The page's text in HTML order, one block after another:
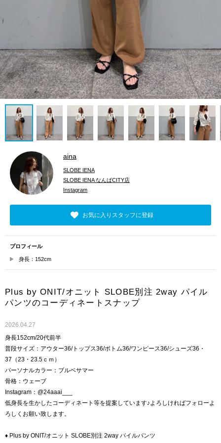
aina
SLOBE IENA
SLOBE IENA なんばCITY店
Instagram
お気に入りスタッフに登録
プロフィール
身長：152cm
Plus by ONIT/オニット SLOBE別注 2way パイル
パンツのコーディネートスナップ
2026.04.27
身長152cm/20代前半
普段サイズ：アウター36/トップス36/ボトム36/ワンピース36/シューズ36・
37（23・23.5ｃｍ）
パーソナルカラー：ブルベサマー
骨格：ウェーブ
Instagram：@24aaai___
低身長を生かしたコーディネート等を提案しています♪よろしければフォローよ
ろしくお願い致します。
︎♦︎ Plus by ONIT/オニット SLOBE別注 2way パイルパンツ